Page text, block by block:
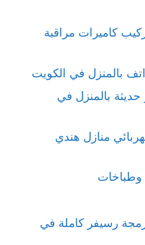
كاميرات مراقبة
بالمنزل في الكويت
بالمنزل في
منازل هندي
وطباخات
رسيفر كاملة في